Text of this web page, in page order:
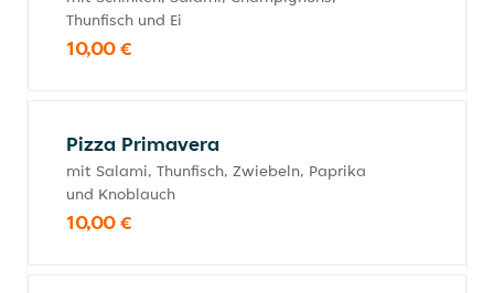
Thunfisch und Ei
10,00 €
Pizza Primavera
mit Salami, Thunfisch, Zwiebeln, Paprika
und Knoblauch
10,00 €